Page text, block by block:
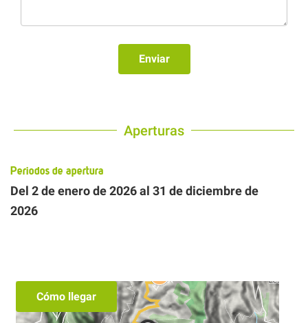
Enviar
Aperturas
Periodos de apertura
Del 2 de enero de 2026al 31 de diciembre de
2026
Cómo llegar